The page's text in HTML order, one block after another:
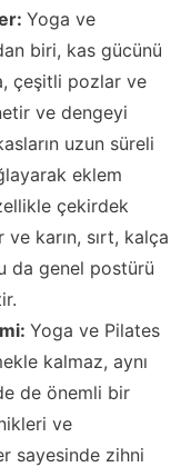
Yoga ve
biri, kas gücünü
çeşitli pozlar ve
ve dengeyi
uzun süreli
eklem
çekirdek
karın, sırt, kalça
da genel postürü
Yoga ve Pilates
kalmaz, aynı
de önemli bir
ve
sayesinde zihni